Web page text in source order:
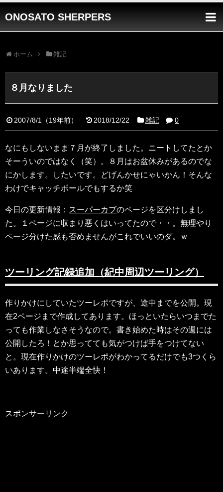
ONOSATO SHERPERS
ホーム 雑記
８月なりました
2007/8/1 （19年前） 2018/12/22 雑記 0
なにもしないまま７月が終了しました。ニートしてたとか
そーういのではなく（笑）。８月はお盆休みがあるのでな
にかします。したいです。どげんかせにゃいかん！そんな
わけでキャッチボールでもするか笑
今日の更新情報： スーパーカブのページを区分けしまし
た。１ページに収まり悪くはいってたので・・。無理やり
ページ分けた感も否めませんがこれでいいのダ。ｗ
ツーリング記録追加（紀中周辺ツーリング）
作りかけにしていたツーレポですが、途中までを公開。現
在2ページまで作成してあります。ほっといたらいつまでた
っても作業しなさそうなので。書き始めた時はその週には
公開したろ！とか思ってても気がつけば手をつけてない
と。現在作りかけのツーレポがわかってるだけでも3つくら
いあります。中途半端全快！
スポンサーリンク